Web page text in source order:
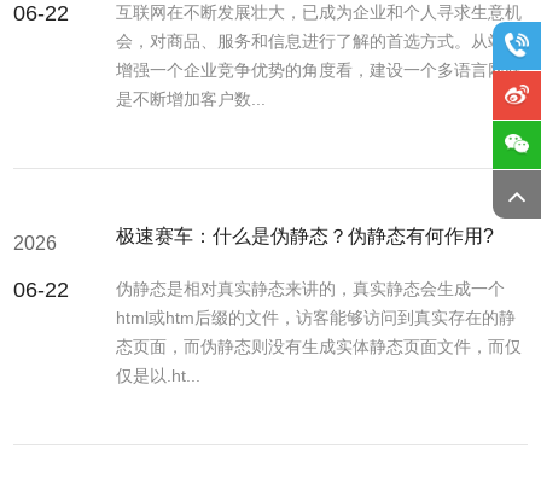
06-22
互联网在不断发展壮大，已成为企业和个人寻求生意机
会，对商品、服务和信息进行了解的首选方式。从站在
增强一个企业竞争优势的角度看，建设一个多语言网站
是不断增加客户数...
2026
06-22
极速赛车：什么是伪静态？伪静态有何作用?
伪静态是相对真实静态来讲的，真实静态会生成一个
html或htm后缀的文件，访客能够访问到真实存在的静
态页面，而伪静态则没有生成实体静态页面文件，而仅
仅是以.ht...